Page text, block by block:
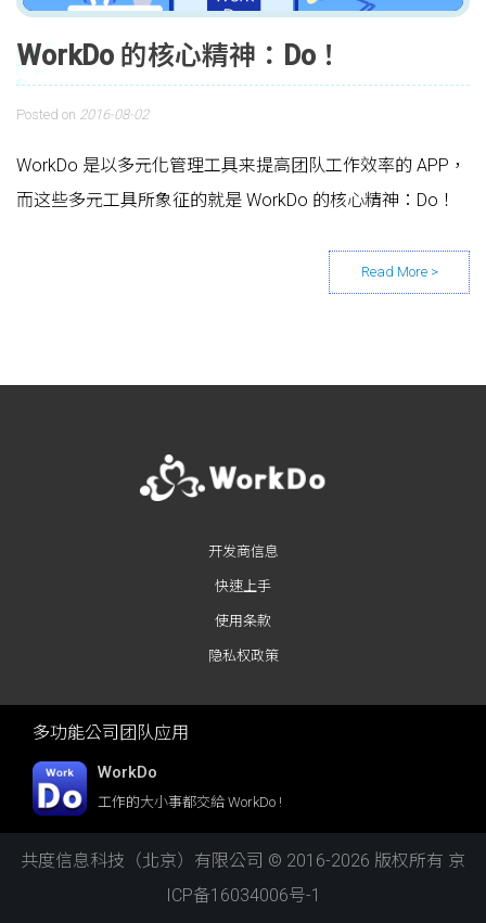
WorkDo 的核心精神：Do！
Posted on 2016-08-02
WorkDo 是以多元化管理工具来提高团队工作效率的 APP，
而这些多元工具所象征的就是 WorkDo 的核心精神：Do！
Posts navigation
开发商信息
快速上手
使用条款
隐私权政策
多功能公司团队应用
WorkDo
工作的大小事都交給 WorkDo !
共度信息科技（北京）有限公司 © 2016-2026 版权所有 京
ICP备16034006号-1